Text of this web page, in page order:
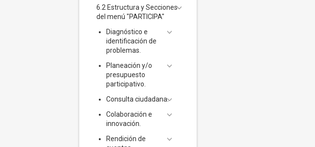
6.2 Estructura y Secciones
del menú "PARTICIPA"
Diagnóstico e
identificación de
problemas.
Planeación y/o
presupuesto
participativo.
Consulta ciudadana.
Colaboración e
innovación.
Rendición de